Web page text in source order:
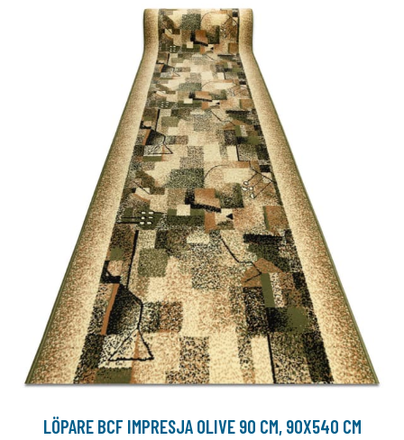
LÖPARE BCF IMPRESJA OLIVE 90 CM, 90X540 CM